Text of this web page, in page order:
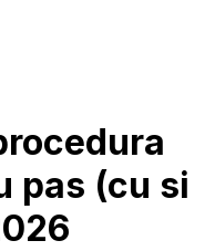
pas (cu si